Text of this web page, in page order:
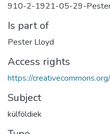
910-2-1921-05-29-
Is part of
Pester Lloyd
Access rights
https://
Subject
külföldiek